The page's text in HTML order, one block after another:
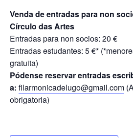
Venda de entradas para non
Círculo das Artes
Entradas para non socios: 20 €
Entradas estudantes: 5 €*
gratuita)
Pódense reservar entradas
a: filarmonicadelugo@gmail.com
obrigatoria)